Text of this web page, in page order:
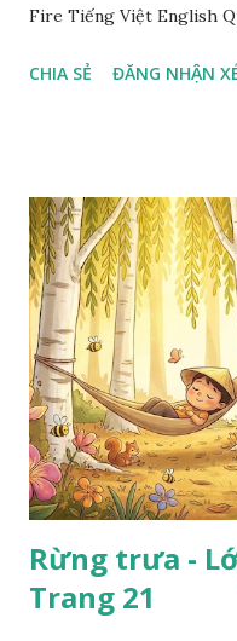
Fire Tiếng Việt English
CHIA SẺ ĐĂNG NHẬN
Rừng trưa -
Trang 21